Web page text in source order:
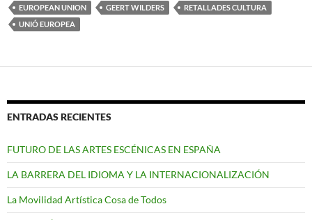
EUROPEAN UNION
GEERT WILDERS
RETALLADES CULTURA
UNIÓ EUROPEA
ENTRADAS RECIENTES
FUTURO DE LAS ARTES ESCÉNICAS EN ESPAÑA
LA BARRERA DEL IDIOMA Y LA INTERNACIONALIZACIÓN
La Movilidad Artística Cosa de Todos